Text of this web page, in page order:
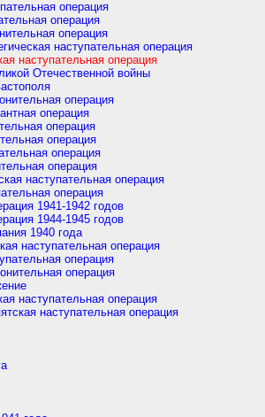
операция
операция
операция
наступательная операция
наступательная операция
Отечественной войны
операция
операция
операция
операция
операция
операция
наступательная операция
операция
1941-1942 годов
1944-1945 годов
1940 года
наступательная операция
операция
операция
наступательная операция
наступательная операция